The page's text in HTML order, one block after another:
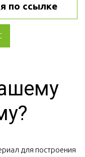
по ссылке
для построения